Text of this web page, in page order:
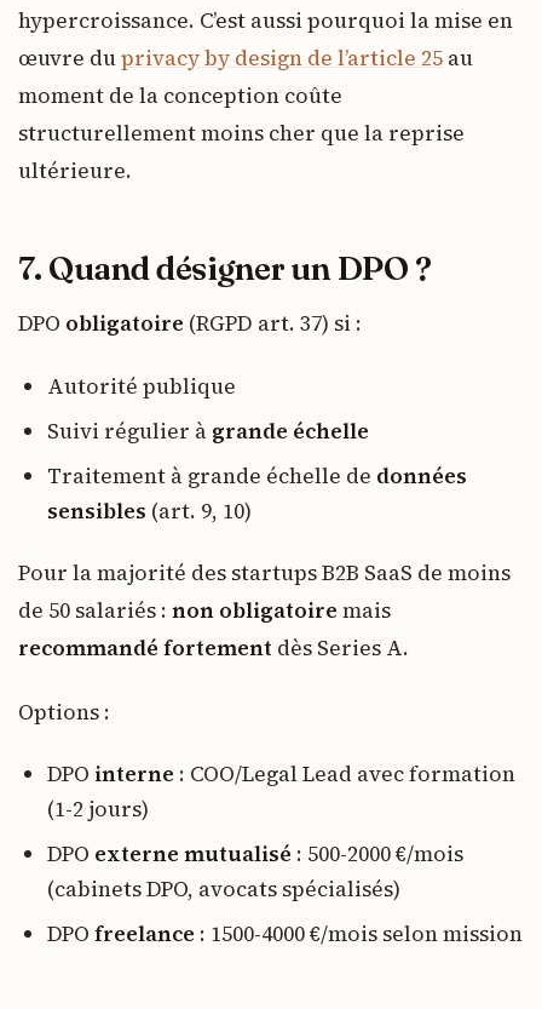
hypercroissance. C’est aussi pourquoi la mise en
œuvre duprivacy by design de l’article 25 au
moment de la conception coûte
structurellement moins cher que la reprise
ultérieure.
7. Quand désigner un DPO ?
DPO obligatoire (RGPD art. 37) si :
Autorité publique
Suivi régulier à grande échelle
Traitement à grande échelle de données
sensibles (art. 9, 10)
Pour la majorité des startups B2B SaaS de moins
de 50 salariés : non obligatoire mais
recommandé fortement dès Series A.
Options :
DPO interne : COO/Legal Lead avec formation
(1-2 jours)
DPO externe mutualisé : 500-2000 €/mois
(cabinets DPO, avocats spécialisés)
DPO freelance : 1500-4000 €/mois selon mission